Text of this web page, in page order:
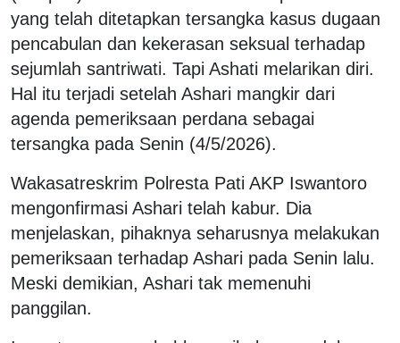
yang telah ditetapkan tersangka kasus dugaan
pencabulan dan kekerasan seksual terhadap
sejumlah santriwati. Tapi Ashati melarikan diri.
Hal itu terjadi setelah Ashari mangkir dari
agenda pemeriksaan perdana sebagai
tersangka pada Senin (4/5/2026).
Wakasatreskrim Polresta Pati AKP Iswantoro
mengonfirmasi Ashari telah kabur. Dia
menjelaskan, pihaknya seharusnya melakukan
pemeriksaan terhadap Ashari pada Senin lalu.
Meski demikian, Ashari tak memenuhi
panggilan.